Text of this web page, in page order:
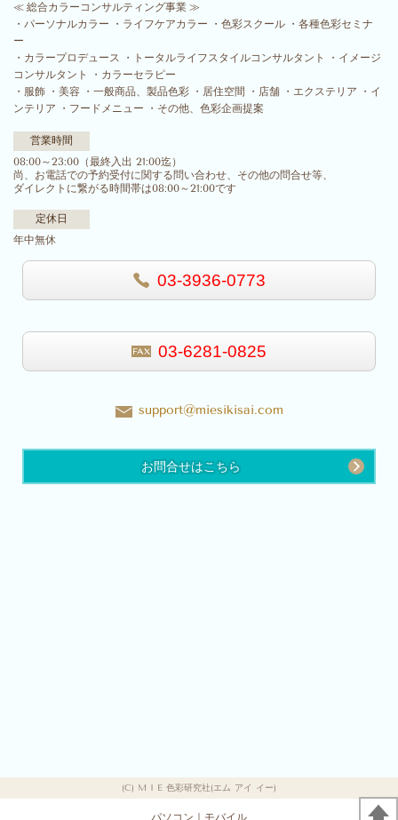
≪ 総合カラーコンサルティング事業 ≫
・パーソナルカラー ・ライフケアカラー ・色彩スクール ・各種色彩セミナ
ー
・カラープロデュース ・トータルライフスタイルコンサルタント ・イメージ
コンサルタント ・カラーセラピー
・服飾 ・美容 ・一般商品、製品色彩 ・居住空間 ・店舗 ・エクステリア ・イ
ンテリア ・フードメニュー ・その他、色彩企画提案
営業時間
08:00～23:00（最終入出 21:00迄）
尚、お電話での予約受付に関する問い合わせ、その他の問合せ等、
ダイレクトに繋がる時間帯は08:00～21:00です
定休日
年中無休
03-3936-0773
03-6281-0825
support@miesikisai.com
お問合せはこちら
(C) M I E 色彩研究社(エム アイ イー)